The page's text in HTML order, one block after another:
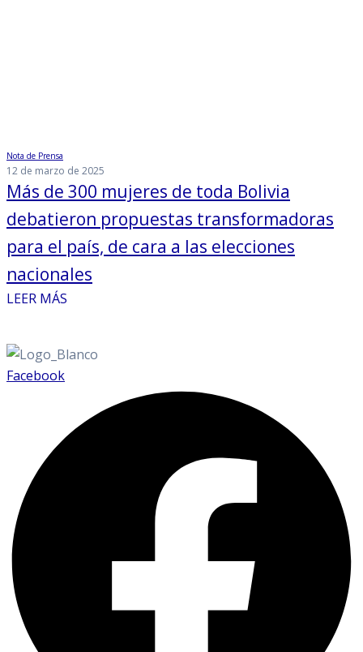
Nota de Prensa
12 de marzo de 2025
Más de 300 mujeres de toda Bolivia
debatieron propuestas transformadoras
para el país, de cara a las elecciones
nacionales
LEER MÁS
Facebook